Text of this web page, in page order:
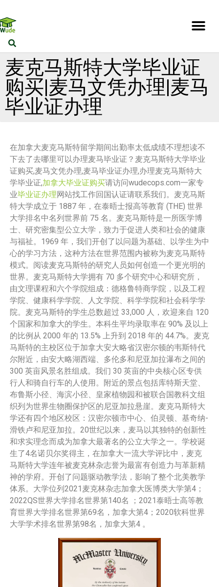
麦克马斯特大学毕业证
购买|麦马文凭办理|麦马
毕业证办理
在加拿大麦克马斯特留学期间出勤率太低成绩不理想读不
下去了去哪里可以办理麦马毕业证？麦克马斯特大学毕业
证购买,麦马文凭办理,麦马毕业证办理,办理麦克马斯特大
学毕业证,加拿大毕业证购买请访问wudecops.com一家专
业毕业证办理网站找工作回国认证请联系我们。麦克马斯
特大学成立于 1887 年，在泰晤士报高等教育 (THE) 世界
大学排名中名列世界前 75 名。麦克马斯特是一所医学博
士、研究密集型公立大学，致力于促进人类和社会的健康
与福祉。1969 年，我们开创了以问题为基础、以学生为中
心的学习方法，这种方法在世界范围内被称为麦克马斯特
模式。阅读麦克马斯特的研究人员如何创造一个更光明的
世界。麦克马斯特大学拥有 70 多个研究中心和研究所，
由文理课程和六个学院组成：德格鲁特商学院，以及工程
学院、健康科学学院、人文学院、科学学院和社会科学学
院。麦克马斯特的学生总数超过 33,000 人，欢迎来自 120
个国家和加拿大的学生。本科生平均录取率在 90% 及以上
的比例从 2000 年的 13.5% 上升到 2018 年的 44.7%。麦克
马斯特的主校区位于加拿大安大略省汉密尔顿的韦斯特代
尔附近，由安大略湖西端、多伦多和尼亚加拉瀑布之间的
300 英亩风景名胜组成。我们 30 英亩的中央核心区专供
行人和骑自行车的人使用。附近的景点包括库特斯天堂、
布鲁斯小径、海滨小径、皇家植物园和被联合国教科文组
织列为世界生物圈保护区的尼亚加拉悬崖。麦克马斯特大
学还有四个地区校区：汉密尔顿市中心、伯灵顿、基奇纳-
滑铁卢和尼亚加拉。20世纪以来，麦马以其独特的创新性
和求实理念而成为加拿大最著名的公立大学之一。学校诞
生了4名诺贝尔奖得主，在加拿大一流大学评比中，麦克
马斯特大学连年被麦克林杂志誉为最富有创造力与革新精
神的学府。开创了问题驱动教学法，影响了整个北美教学
体系。大学位列2021麦克林杂志加拿大医博类大学第4；
2022QS世界大学排名世界第140名 ；2021泰晤士高等教
育世界大学排名世界第69名，加拿大第4；2020软科世界
大学学术排名世界第98名，加拿大第4 。